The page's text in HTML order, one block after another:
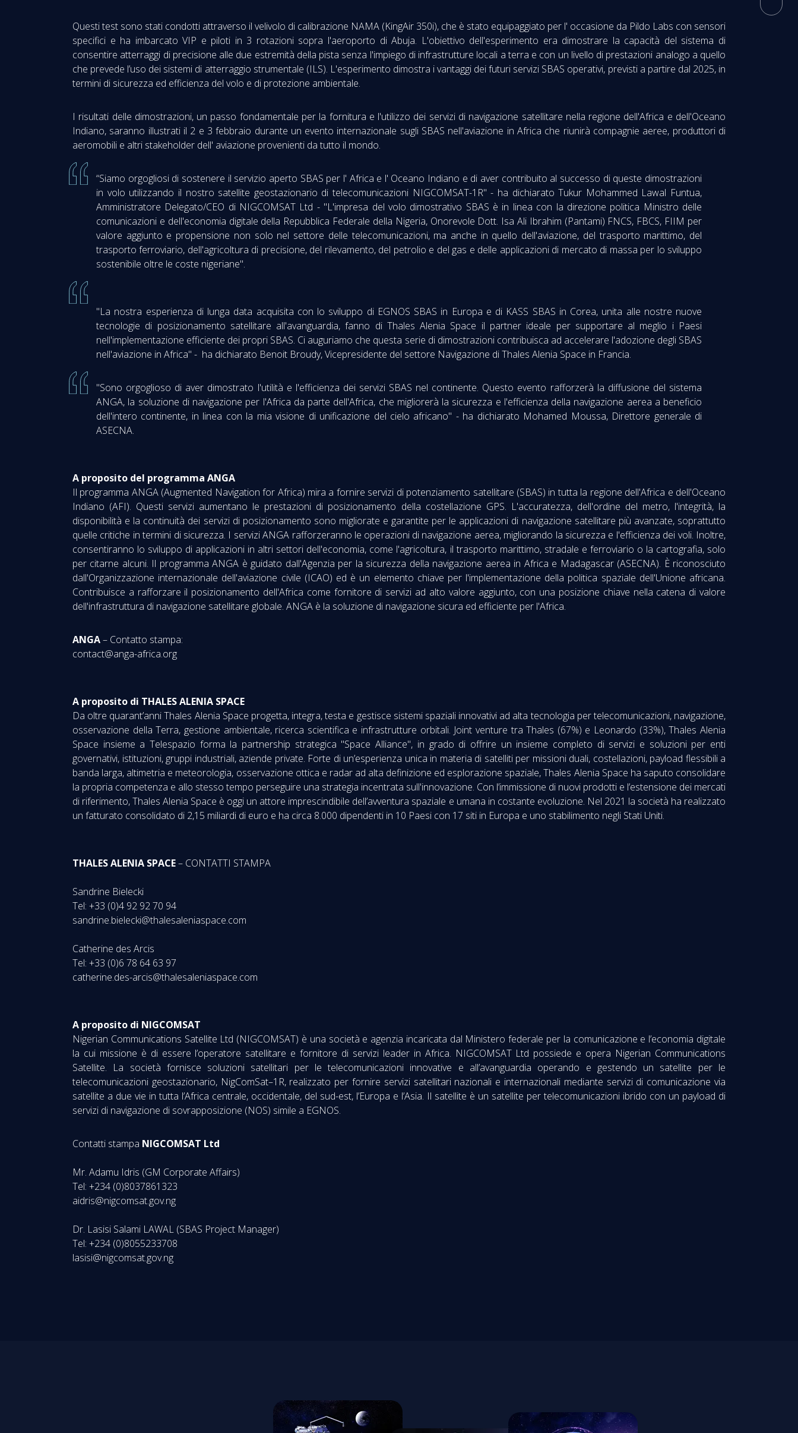
Questi test sono stati condotti attraverso il velivolo di calibrazione NAMA (KingAir 350i), che è stato equipaggiato per l' occasione da Pildo Labs con sensori
specifici e ha imbarcato VIP e piloti in 3 rotazioni sopra l'aeroporto di Abuja. L'obiettivo dell'esperimento era dimostrare la capacità del sistema di
consentire atterraggi di precisione alle due estremità della pista senza l'impiego di infrastrutture locali a terra e con un livello di prestazioni analogo a quello
che prevede l’uso dei sistemi di atterraggio strumentale (ILS). L'esperimento dimostra i vantaggi dei futuri servizi SBAS operativi, previsti a partire dal 2025, in
termini di sicurezza ed efficienza del volo e di protezione ambientale.
I risultati delle dimostrazioni, un passo fondamentale per la fornitura e l'utilizzo dei servizi di navigazione satellitare nella regione dell'Africa e dell'Oceano
Indiano, saranno illustrati il 2 e 3 febbraio durante un evento internazionale sugli SBAS nell'aviazione in Africa che riunirà compagnie aeree, produttori di
aeromobili e altri stakeholder dell' aviazione provenienti da tutto il mondo.
“Siamo orgogliosi di sostenere il servizio aperto SBAS per l' Africa e l' Oceano Indiano e di aver contribuito al successo di queste dimostrazioni
in volo utilizzando il nostro satellite geostazionario di telecomunicazioni NIGCOMSAT-1R" - ha dichiarato Tukur Mohammed Lawal Funtua,
Amministratore Delegato/CEO di NIGCOMSAT Ltd - "L'impresa del volo dimostrativo SBAS è in linea con la direzione politica Ministro delle
comunicazioni e dell'economia digitale della Repubblica Federale della Nigeria, Onorevole Dott. Isa Ali Ibrahim (Pantami) FNCS, FBCS, FIIM per
valore aggiunto e propensione non solo nel settore delle telecomunicazioni, ma anche in quello dell'aviazione, del trasporto marittimo, del
trasporto ferroviario, dell'agricoltura di precisione, del rilevamento, del petrolio e del gas e delle applicazioni di mercato di massa per lo sviluppo
sostenibile oltre le coste nigeriane".
"La nostra esperienza di lunga data acquisita con lo sviluppo di EGNOS SBAS in Europa e di KASS SBAS in Corea, unita alle nostre nuove
tecnologie di posizionamento satellitare all'avanguardia, fanno di Thales Alenia Space il partner ideale per supportare al meglio i Paesi
nell'implementazione efficiente dei propri SBAS. Ci auguriamo che questa serie di dimostrazioni contribuisca ad accelerare l'adozione degli SBAS
nell'aviazione in Africa" - ha dichiarato Benoit Broudy, Vicepresidente del settore Navigazione di Thales Alenia Space in Francia.
"Sono orgoglioso di aver dimostrato l'utilità e l'efficienza dei servizi SBAS nel continente. Questo evento rafforzerà la diffusione del sistema
ANGA, la soluzione di navigazione per l'Africa da parte dell'Africa, che migliorerà la sicurezza e l'efficienza della navigazione aerea a beneficio
dell'intero continente, in linea con la mia visione di unificazione del cielo africano" - ha dichiarato Mohamed Moussa, Direttore generale di
ASECNA.
A proposito del programma ANGA
Il programma ANGA (Augmented Navigation for Africa) mira a fornire servizi di potenziamento satellitare (SBAS) in tutta la regione dell'Africa e dell'Oceano
Indiano (AFI). Questi servizi aumentano le prestazioni di posizionamento della costellazione GPS. L'accuratezza, dell'ordine del metro, l'integrità, la
disponibilità e la continuità dei servizi di posizionamento sono migliorate e garantite per le applicazioni di navigazione satellitare più avanzate, soprattutto
quelle critiche in termini di sicurezza. I servizi ANGA rafforzeranno le operazioni di navigazione aerea, migliorando la sicurezza e l'efficienza dei voli. Inoltre,
consentiranno lo sviluppo di applicazioni in altri settori dell'economia, come l'agricoltura, il trasporto marittimo, stradale e ferroviario o la cartografia, solo
per citarne alcuni. Il programma ANGA è guidato dall'Agenzia per la sicurezza della navigazione aerea in Africa e Madagascar (ASECNA). È riconosciuto
dall'Organizzazione internazionale dell'aviazione civile (ICAO) ed è un elemento chiave per l'implementazione della politica spaziale dell'Unione africana.
Contribuisce a rafforzare il posizionamento dell'Africa come fornitore di servizi ad alto valore aggiunto, con una posizione chiave nella catena di valore
dell'infrastruttura di navigazione satellitare globale. ANGA è la soluzione di navigazione sicura ed efficiente per l'Africa.
ANGA– Contatto stampa:
contact@anga-africa.org
A proposito di THALES ALENIA SPACE
Da oltre quarant’anni Thales Alenia Space progetta, integra, testa e gestisce sistemi spaziali innovativi ad alta tecnologia per telecomunicazioni, navigazione,
osservazione della Terra, gestione ambientale, ricerca scientifica e infrastrutture orbitali. Joint venture tra Thales (67%) e Leonardo (33%), Thales Alenia
Space insieme a Telespazio forma la partnership strategica "Space Alliance", in grado di offrire un insieme completo di servizi e soluzioni per enti
governativi, istituzioni, gruppi industriali, aziende private. Forte di un’esperienza unica in materia di satelliti per missioni duali, costellazioni, payload flessibili a
banda larga, altimetria e meteorologia, osservazione ottica e radar ad alta definizione ed esplorazione spaziale, Thales Alenia Space ha saputo consolidare
la propria competenza e allo stesso tempo perseguire una strategia incentrata sull'innovazione. Con l’immissione di nuovi prodotti e l’estensione dei mercati
di riferimento, Thales Alenia Space è oggi un attore imprescindibile dell’avventura spaziale e umana in costante evoluzione. Nel 2021 la società ha realizzato
un fatturato consolidato di 2,15 miliardi di euro e ha circa 8.000 dipendenti in 10 Paesi con 17 siti in Europa e uno stabilimento negli Stati Uniti.
THALES ALENIA SPACE– CONTATTI STAMPA
Sandrine Bielecki
Tel: +33 (0)4 92 92 70 94
sandrine.bielecki@thalesaleniaspace.com
Catherine des Arcis
Tel: +33 (0)6 78 64 63 97
catherine.des-arcis@thalesaleniaspace.com
A proposito di NIGCOMSAT
Nigerian Communications Satellite Ltd (NIGCOMSAT) è una società e agenzia incaricata dal Ministero federale per la comunicazione e l’economia digitale
la cui missione è di essere l’operatore satellitare e fornitore di servizi leader in Africa. NIGCOMSAT Ltd possiede e opera Nigerian Communications
Satellite. La società fornisce soluzioni satellitari per le telecomunicazioni innovative e all’avanguardia operando e gestendo un satellite per le
telecomunicazioni geostazionario, NigComSat–1R, realizzato per fornire servizi satellitari nazionali e internazionali mediante servizi di comunicazione via
satellite a due vie in tutta l’Africa centrale, occidentale, del sud-est, l’Europa e l’Asia. Il satellite è un satellite per telecomunicazioni ibrido con un payload di
servizi di navigazione di sovrapposizione (NOS) simile a EGNOS.
Contatti stampa NIGCOMSAT Ltd
Mr. Adamu Idris (GM Corporate Affairs)
Tel: +234 (0)8037861323
aidris@nigcomsat.gov.ng
Dr. Lasisi Salami LAWAL (SBAS Project Manager)
Tel: +234 (0)8055233708
lasisi@nigcomsat.gov.ng